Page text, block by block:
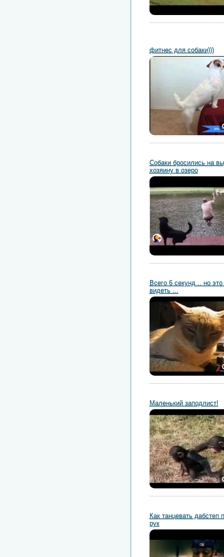
фитнес для собаки)))
Собаки бросились на
хозяину в озеро
Всего 6 секунд .. но
видеть ...
Маленький заподлист!
Как танцевать дабстеп
рук